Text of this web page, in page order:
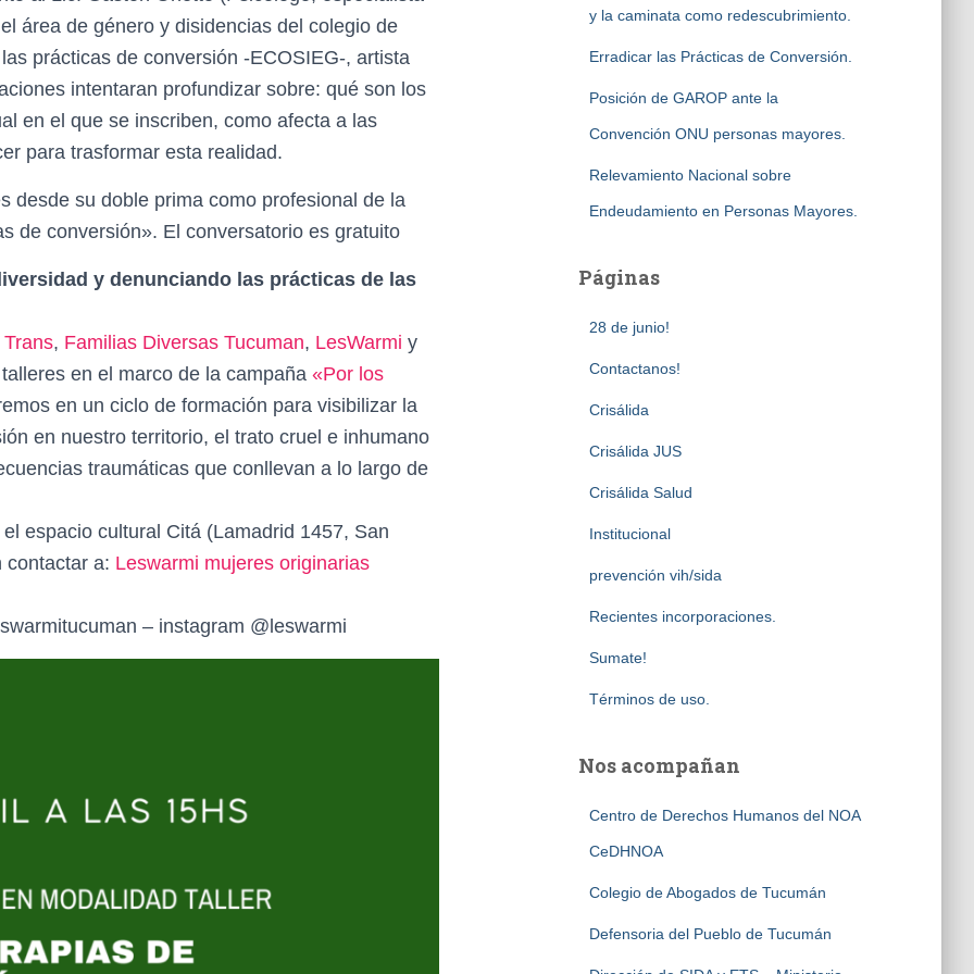
área de género y disidencias del colegio de
prácticas de conversión -ECOSIEG-, artista
intentaran profundizar sobre: qué son los
en el que se inscriben, como afecta a las
para trasformar esta realidad.
desde su doble prima como profesional de la
de conversión». El conversatorio es gratuito
y denunciando las prácticas de las
, Familias Diversas Tucuman, LesWarmi y
en el marco de la campaña «Por los
en un ciclo de formación para visibilizar la
en nuestro territorio, el trato cruel e inhumano
traumáticas que conllevan a lo largo de
espacio cultural Citá (Lamadrid 1457, San
contactar a: Leswarmi mujeres originarias
– instagram @leswarmi
y la caminata como redescubrimiento.
Erradicar las Prácticas de Conversión.
Posición de GAROP ante la
Convención ONU personas mayores.
Relevamiento Nacional sobre
Endeudamiento en Personas Mayores.
Páginas
28 de junio!
Contactanos!
Crisálida
Crisálida JUS
Crisálida Salud
Institucional
prevención vih/sida
Recientes incorporaciones.
Sumate!
Términos de uso.
Nos acompañan
Centro de Derechos Humanos del NOA
CeDHNOA
Colegio de Abogados de Tucumán
Defensoria del Pueblo de Tucumán